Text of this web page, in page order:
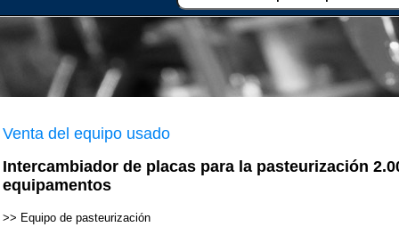
Venta del equipo usado
Intercambiador de placas para la pasteurización
equipamentos
>> Equipo de pasteurización